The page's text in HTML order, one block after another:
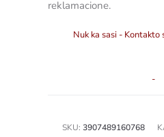
reklamacione.
Nuk ka sasi -
-
SKU: 3907489160768